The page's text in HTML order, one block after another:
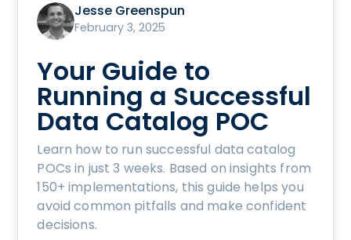
Jesse Greenspun
February 3, 2025
Your Guide to
Running a Successful
Data Catalog POC
Learn how to run successful data catalog
POCs in just 3 weeks. Based on insights from
150+ implementations, this guide helps you
avoid common pitfalls and make confident
decisions.